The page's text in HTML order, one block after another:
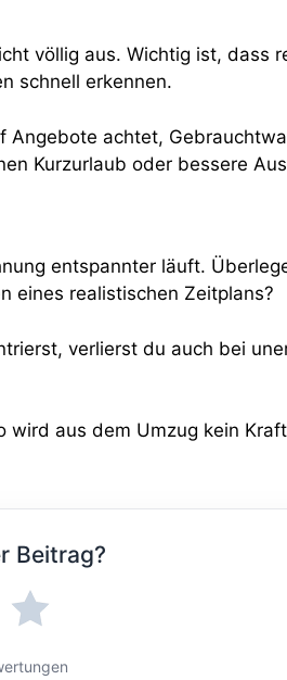
völlig aus. Wichtig ist, dass
schnell erkennen.
Angebote achtet,
Kurzurlaub oder bessere
entspannter läuft.
eines realistischen Zeitplans?
verlierst du auch bei
aus dem Umzug kein
Beitrag?